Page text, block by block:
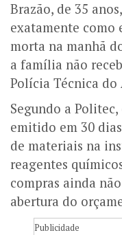
Brazão, de 35
exatamente como
morta na manhã
a família não
Polícia Técnica
Segundo a
emitido em 30
de materiais na
reagentes
compras ainda
abertura do
Publicidade